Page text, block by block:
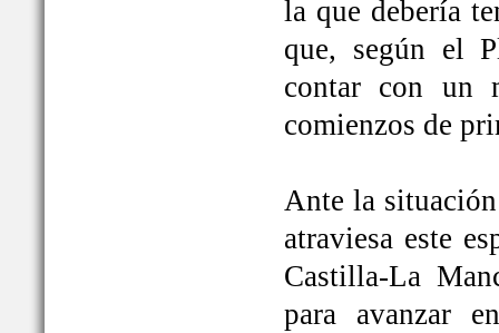
la que debería
que, según el
contar con un
comienzos de
Ante la
atraviesa este
Castilla-La
para avanzar